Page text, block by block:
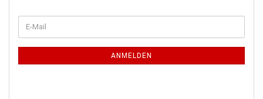
ZUR
NEWSLETTER-
E-
Mail
ANMELDEN